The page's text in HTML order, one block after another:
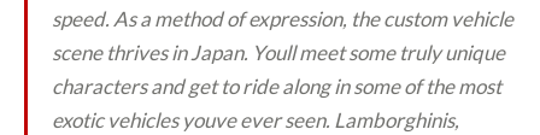
speed. As a method of expression, the custom vehicle
scene thrives in Japan. Youll meet some truly unique
characters and get to ride along in some of the most
exotic vehicles youve ever seen. Lamborghinis,